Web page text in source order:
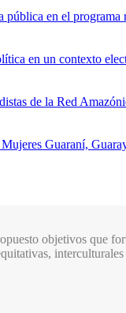
pública en el
en un contexto
de la Red
Guaraní,
objetivos que